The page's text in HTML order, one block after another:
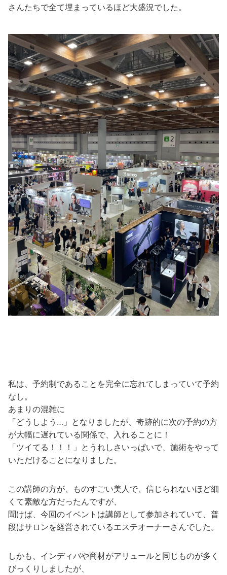
さんたちで全て埋まっているほど大盛況でした。
私は、予約制であることを完全に忘れてしまっていて予約
なし。
あまりの混雑に
「どうしよう…」となりましたが、奇跡的に次の予約の方
が大幅に遅れている関係で、入れることに！
「ツイてる！！！」とうれしさいっぱいで、施術をやって
いただけることになりました。
この講師の方が、ものすごい美人で、信じられないほど細
くて素敵な方だったんですが、
聞けば、今回のイベントは講師として参加されていて、普
段はサロンを経営されているエステオーナーさんでした。
しかも、インディバや商材がアリュールと同じものが多く
びっくりしましたが、